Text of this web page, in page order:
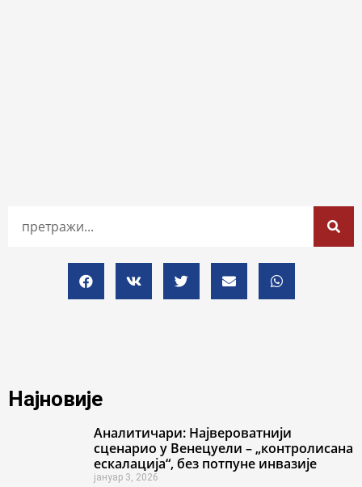
Најновије
Аналитичари: Највероватнији
сценарио у Венецуели – „контролисана
ескалација“, без потпуне инвазије
јануар 3, 2026